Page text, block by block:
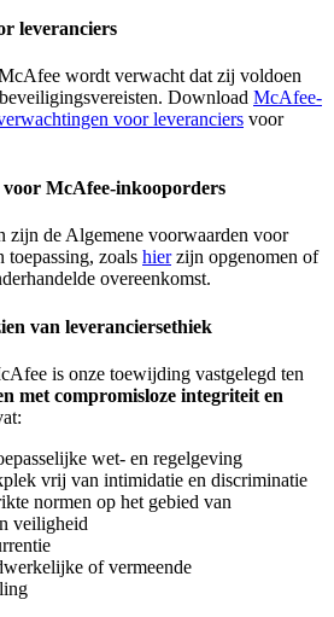
leveranciers
wordt verwacht dat zij voldoen
Download McAfee-
voor leveranciers voor
McAfee-inkooporders
zijn de Algemene voorwaarden voor
zoals hierzijn opgenomen of
overeenkomst.
van leveranciersethiek
is onze toewijding vastgelegd ten
met compromisloze integriteit en
wet- en regelgeving
vrij van intimidatie en discriminatie
normen op het gebied van
veiligheid
of vermeende